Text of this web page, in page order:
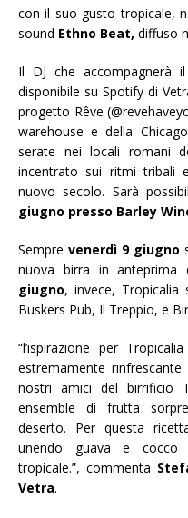
con il suo gusto tropicale,
sound Ethno Beat, diffuso
Il DJ che accompagnerà
disponibile su Spotify di
progetto Rêve
warehouse e della
serate nei locali romani
incentrato sui ritmi tribali
nuovo secolo. Sarà
giugno presso Barley
Sempre venerdì 9 giugno
nuova birra in anteprima
giugno, invece, Tropicalia
Buskers Pub, Il Treppio, e
“l’ispirazione per
estremamente
nostri amici del birrificio
ensemble di frutta
deserto. Per questa
unendo guava e cocco
tropicale.”, commenta
Vetra.